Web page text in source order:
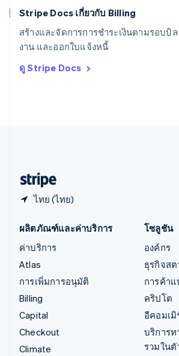
Stripe Docs เกี่ยวกับ Billing
สร้างและจัดการการชำระเงินตามรอบบิ
งาน และออกใบแจ้งหนี้
ดู Stripe Docs
ไทย (ไทย)
ออสเตรเลีย
ออสเตรีย
DeutschEnglish
ItalianoEnglish
ผลิตภัณฑ์และค่าบริการ
ค่าบริการ
Atlas
การเพิ่มการอนุมัติ
Billing
Capital
Checkout
Climate
โซลูชัน
องค์กร
ธุรกิจส
การค้าแ
คริปโต
อีคอมเมิ
บริการท
รวมในตั